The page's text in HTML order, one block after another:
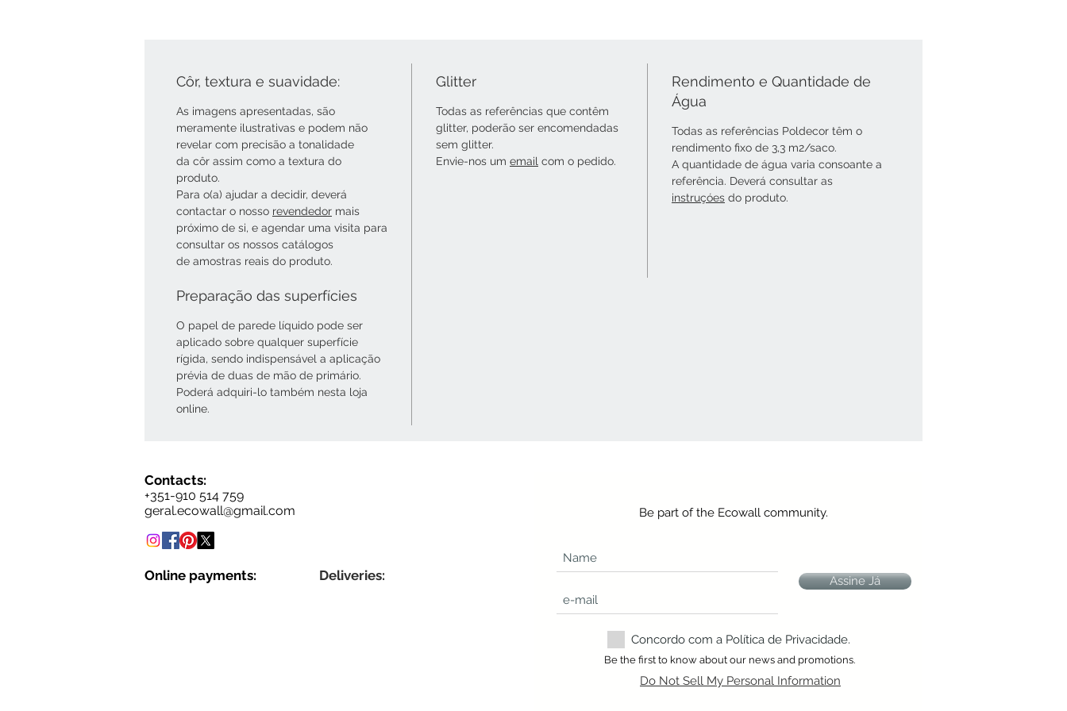
Côr, textura e suavidade:
As imagens apresentadas, são
meramente ilustrativas e podem não
revelar com precisão a tonalidade
da côr assim como a textura do
produto.
Para o(a) ajudar a decidir, deverá
contactar o nosso revendedor mais
próximo de si, e agendar uma visita para
consultar os nossos catálogos
de amostras reais do produto.
Glitter
Todas as referências que contêm
glitter, poderão ser encomendadas
sem glitter.
Envie-nos um email com o pedido.
Rendimento e Quantidade de
Água
Todas as referências Poldecor têm o
rendimento fixo de 3,3 m2/saco.
A quantidade de água varia consoante a
referência. Deverá consultar as
instruçóes do produto.
Preparação das superfícies
O papel de parede líquido pode ser
aplicado sobre qualquer superfície
rígida, sendo indispensável a aplicação
prévia de duas de mão de primário.
Poderá adquiri-lo também nesta loja
online.
Contacts:
+351-910 514 759
geral.ecowall@gmail.com
Online payments: Deliveries:
Be part of the Ecowall community.
Assine Já
Concordo com a Política de Privacidade.
Be the first to know about our news and promotions.
Do Not Sell My Personal Information